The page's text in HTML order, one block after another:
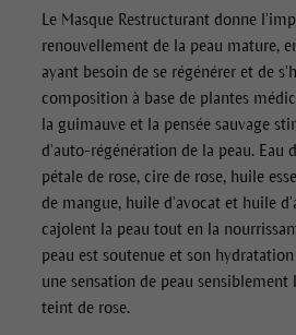
Le Masque Restructurantdonne
renouvellement de la peau mature,
ayant besoin de se régénérer et de
composition à base de plantes
la guimauve et la pensée sauvage
d’auto-régénération de la peau. Eau
pétale de rose, cire de rose, huile
de mangue, huile d’avocat et huile
cajolent la peau tout en la
peau est soutenue et son
une sensation de peau sensiblement
teint de rose.